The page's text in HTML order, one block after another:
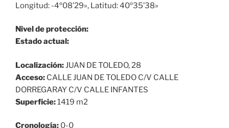
Longitud: -4º08’29», Latitud: 40º35’38»
Nivel de protección:
Estado actual:
Localización:JUAN DE TOLEDO, 28
Acceso: CALLE JUAN DE TOLEDO C/V CALLE
DORREGARAY C/V CALLE INFANTES
Superficie:1419 m2
Cronología: 0-0